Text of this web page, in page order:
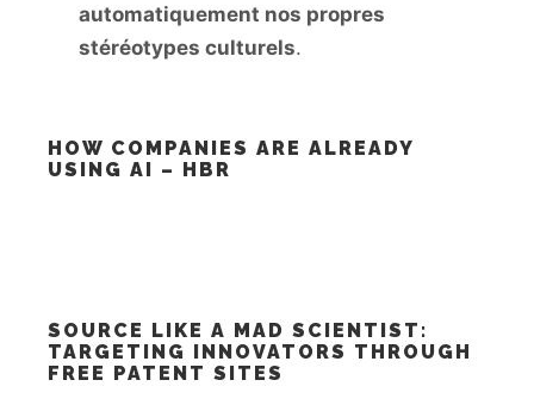
automatiquement nos propres
stéréotypes culturels.
HOW COMPANIES ARE ALREADY
USING AI – HBR
SOURCE LIKE A MAD SCIENTIST:
TARGETING INNOVATORS THROUGH
FREE PATENT SITES